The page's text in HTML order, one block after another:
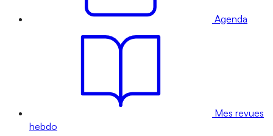
Agenda
Mes revues
hebdo